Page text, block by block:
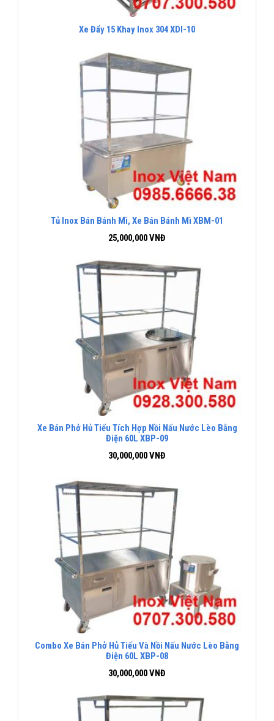
Xe Đẩy 15 Khay Inox 304 XDI-10
Tủ Inox Bán Bánh Mì, Xe Bán Bánh Mì XBM-01
25,000,000VNĐ
Xe Bán Phở Hủ Tiếu Tích Hợp Nồi Nấu Nước Lèo Bằng
Điện 60L XBP-09
30,000,000VNĐ
Combo Xe Bán Phở Hủ Tiếu Và Nồi Nấu Nước Lèo Bằng
Điện 60L XBP-08
30,000,000VNĐ